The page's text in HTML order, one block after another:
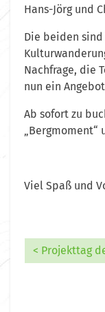
Hans-Jörg und
Die beiden sind
Nachfrage, die
nun ein
Ab sofort zu
„Bergmoment“
Viel Spaß und
< Projekttag